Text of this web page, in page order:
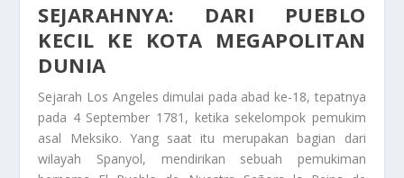
SEJARAHNYA: DARI PUEBLO
KECIL KE KOTA MEGAPOLITAN
DUNIA
Sejarah Los Angeles dimulai pada abad ke-18, tepatnya
pada 4 September 1781, ketika sekelompok pemukim
asal Meksiko. Yang saat itu merupakan bagian dari
wilayah Spanyol, mendirikan sebuah pemukiman